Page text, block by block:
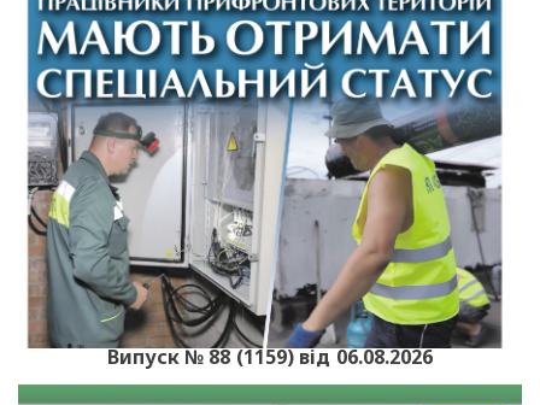
Випуск № 88 (1159) від 06.08.2026